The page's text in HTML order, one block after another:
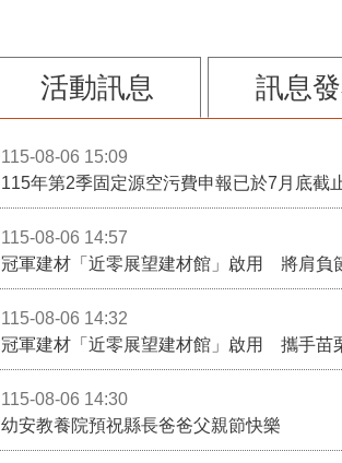
活動訊息 訊息
115-08-06 15:09
115-08-06 14:57
冠軍建材「近零展望建材館」啟用 將肩負
115-08-06 14:32
冠軍建材「近零展望建材館」啟用 攜手苗
115-08-06 14:30
幼安教養院預祝縣長爸爸父親節快樂